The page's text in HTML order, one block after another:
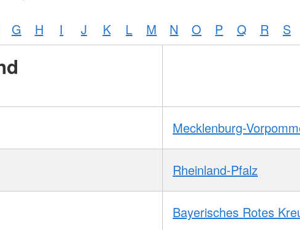
G H I J K L M N O P Q R S
Mecklenburg-
Rheinland-Pfalz
Bayerisches Rotes